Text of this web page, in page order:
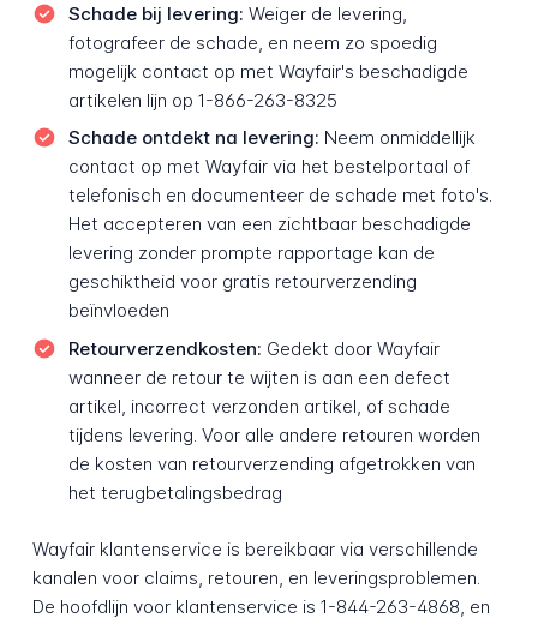
Schade bij levering: Weiger de levering,
fotografeer de schade, en neem zo spoedig
mogelijk contact op met Wayfair's beschadigde
artikelen lijn op 1-866-263-8325
Schade ontdekt na levering: Neem onmiddellijk
contact op met Wayfair via het bestelportaal of
telefonisch en documenteer de schade met foto's.
Het accepteren van een zichtbaar beschadigde
levering zonder prompte rapportage kan de
geschiktheid voor gratis retourverzending
beïnvloeden
Retourverzendkosten: Gedekt door Wayfair
wanneer de retour te wijten is aan een defect
artikel, incorrect verzonden artikel, of schade
tijdens levering. Voor alle andere retouren worden
de kosten van retourverzending afgetrokken van
het terugbetalingsbedrag
Wayfair klantenservice is bereikbaar via verschillende
kanalen voor claims, retouren, en leveringsproblemen.
De hoofdlijn voor klantenservice is 1-844-263-4868, en